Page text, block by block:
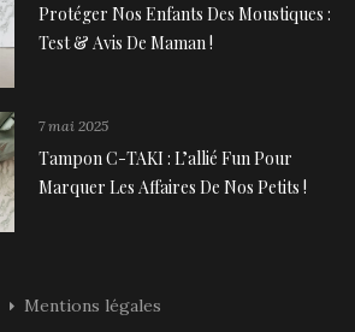
Protéger Nos Enfants Des Moustiques :
Test & Avis De Maman !
7 mai 2025
Tampon C-TAKI : L’allié Fun Pour
Marquer Les Affaires De Nos Petits !
Mentions légales